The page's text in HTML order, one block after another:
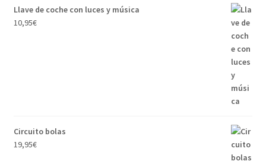
Llave de coche con luces y música
10,95€
Circuito bolas
19,95€